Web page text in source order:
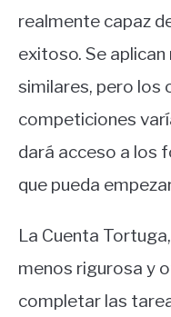
realmente capaz
exitoso. Se
similares, pero los
competiciones
dará acceso a los
que pueda
La Cuenta
menos rigurosa y
completar las